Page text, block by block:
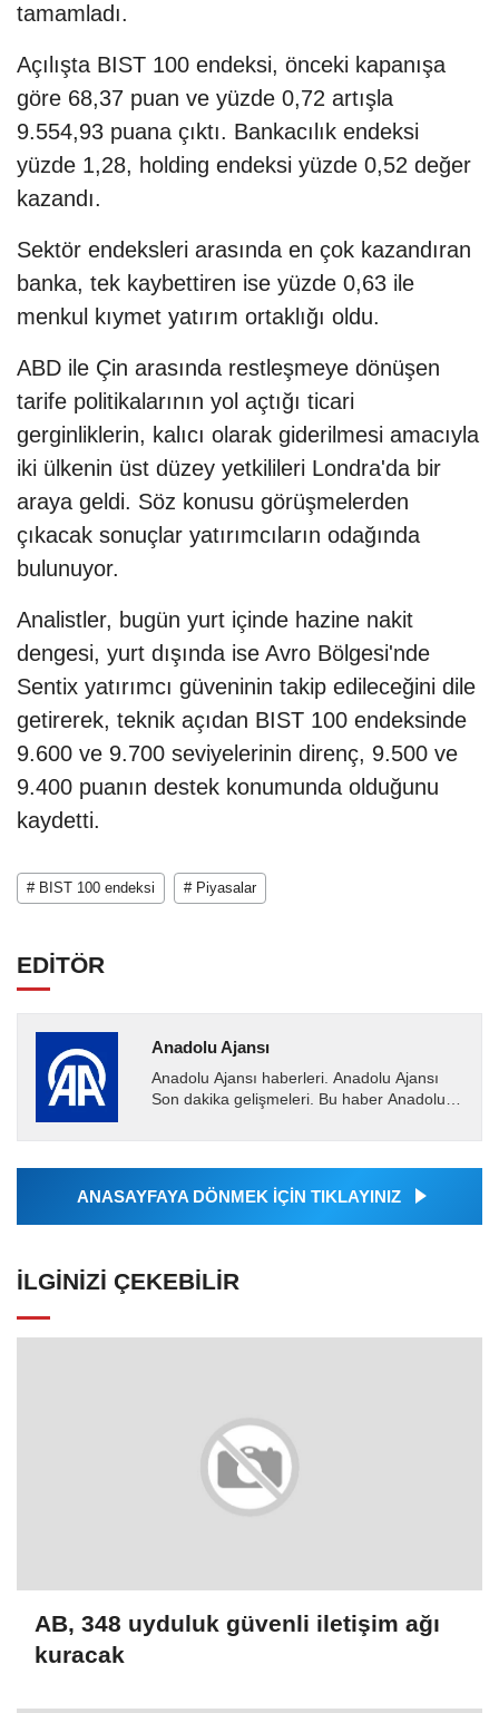
tamamladı.
Açılışta BIST 100 endeksi, önceki kapanışa
göre 68,37 puan ve yüzde 0,72 artışla
9.554,93 puana çıktı. Bankacılık endeksi
yüzde 1,28, holding endeksi yüzde 0,52 değer
kazandı.
Sektör endeksleri arasında en çok kazandıran
banka, tek kaybettiren ise yüzde 0,63 ile
menkul kıymet yatırım ortaklığı oldu.
ABD ile Çin arasında restleşmeye dönüşen
tarife politikalarının yol açtığı ticari
gerginliklerin, kalıcı olarak giderilmesi amacıyla
iki ülkenin üst düzey yetkilileri Londra'da bir
araya geldi. Söz konusu görüşmelerden
çıkacak sonuçlar yatırımcıların odağında
bulunuyor.
Analistler, bugün yurt içinde hazine nakit
dengesi, yurt dışında ise Avro Bölgesi'nde
Sentix yatırımcı güveninin takip edileceğini dile
getirerek, teknik açıdan BIST 100 endeksinde
9.600 ve 9.700 seviyelerinin direnç, 9.500 ve
9.400 puanın destek konumunda olduğunu
kaydetti.
# BIST 100 endeksi # Piyasalar
EDİTÖR
Anadolu Ajansı
Anadolu Ajansı haberleri. Anadolu Ajansı
Son dakika gelişmeleri. Bu haber Anadolu
Ajansı tarafından...
ANASAYFAYA DÖNMEK İÇİN TIKLAYINIZ
İLGINIZI ÇEKEBILIR
AB, 348 uyduluk güvenli iletişim ağı
kuracak